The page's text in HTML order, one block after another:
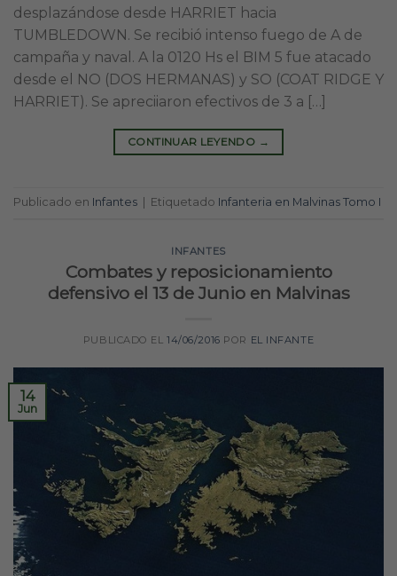
desplazándose desde HARRIET hacia
TUMBLEDOWN. Se recibió intenso fuego de A de
campaña y naval. A la 0120 Hs el BIM 5 fue atacado
desde el NO (DOS HERMANAS) y SO (COAT RIDGE Y
HARRIET). Se apreciiaron efectivos de 3 a […]
CONTINUAR LEYENDO →
Publicado en Infantes Etiquetado Infanteria en Malvinas Tomo I
INFANTES
Combates y reposicionamiento
defensivo el 13 de Junio en Malvinas
PUBLICADO EL14/06/2016 POR EL INFANTE
14
Jun